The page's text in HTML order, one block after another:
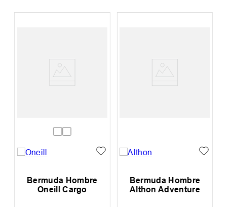
Bermuda Hombre
Oneill Cargo
Bermuda Hombre
Althon Adventure